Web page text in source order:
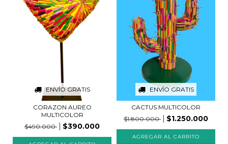
ENVÍO GRATIS
CORAZON AUREO
MULTICOLOR
$490.000
$390.000
ENVÍO GRATIS
CACTUS MULTICOLOR
$1.800.000
$1.250.000